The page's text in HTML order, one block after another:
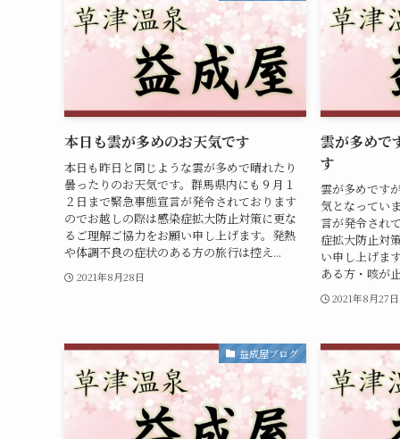
本日も雲が多めのお天気です
本日も昨日と同じような雲が多めで晴れたり
曇ったりのお天気です。群馬県内にも９月１
２日まで緊急事態宣言が発令されております
のでお越しの際は感染症拡大防止対策に更な
るご理解ご協力をお願い申し上げます。発熱
や体調不良の症状のある方の旅行は控え...
2021年8月28日
雲が多めで
す
雲が多めです
気となってい
言が発令され
症拡大防止対
い申し上げま
ある方・咳が
2021年8月27日
益成屋ブログ